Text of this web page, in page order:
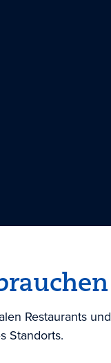
Restaurants und
Standorts.